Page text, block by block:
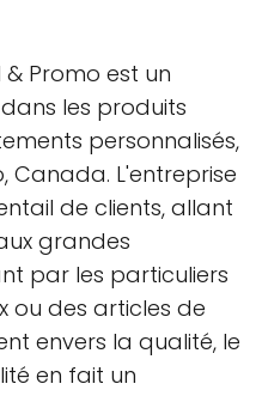
Promo est un
dans les produits
personnalisés,
Canada. L'entreprise
de clients, allant
grandes
par les particuliers
ou des articles de
envers la qualité, le
en fait un